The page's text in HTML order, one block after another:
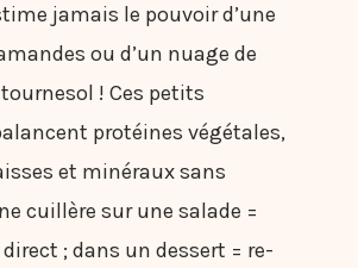
jamais le pouvoir d’une
ou d’un nuage de
! Ces petits
protéines végétales,
et minéraux sans
cuillère sur une salade =
; dans un dessert = re-